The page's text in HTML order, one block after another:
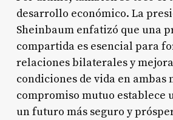
desarrollo económico. La
Sheinbaum enfatizó que una
compartida es esencial para
relaciones bilaterales y
condiciones de vida en ambas
compromiso mutuo establece
un futuro más seguro y